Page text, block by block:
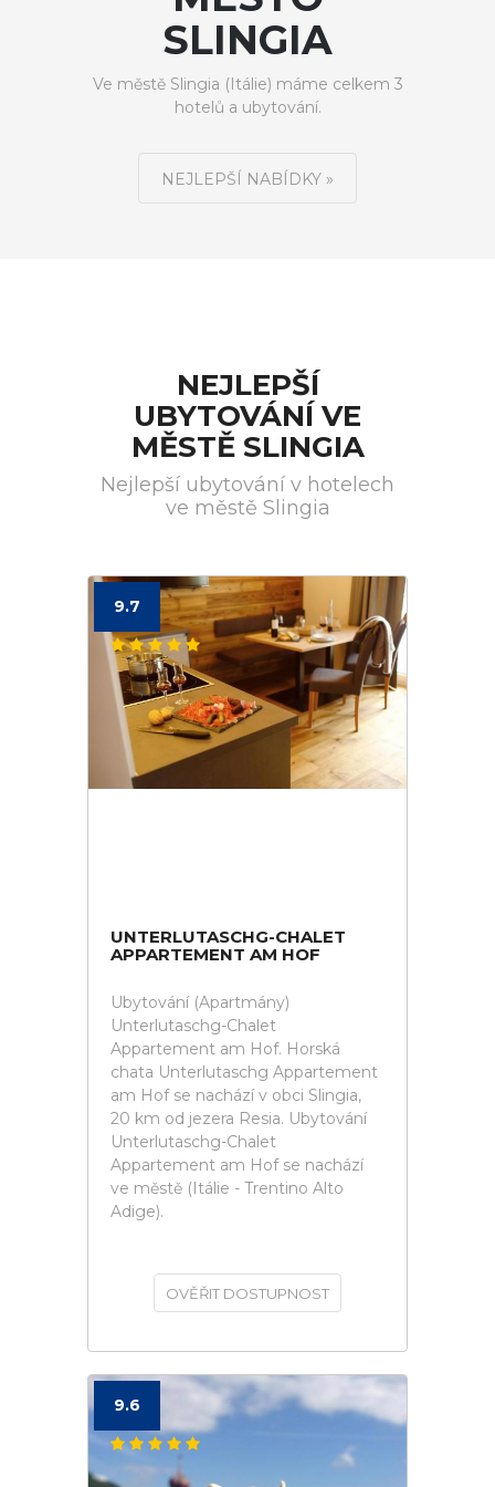
SLINGIA
Ve městě Slingia (Itálie) máme celkem 3
hotelů a ubytování.
NEJLEPŠÍ NABÍDKY »
NEJLEPŠÍ
UBYTOVÁNÍ VE
MĚSTĚ SLINGIA
Nejlepší ubytování v hotelech
ve městě Slingia
9.7
UNTERLUTASCHG-CHALET
APPARTEMENT AM HOF
Ubytování (Apartmány)
Unterlutaschg-Chalet
Appartement am Hof. Horská
chata Unterlutaschg Appartement
am Hof se nachází v obci Slingia,
20 km od jezera Resia. Ubytování
Unterlutaschg-Chalet
Appartement am Hof se nachází
ve městě (Itálie - Trentino Alto
Adige).
OVĚŘIT DOSTUPNOST
9.6